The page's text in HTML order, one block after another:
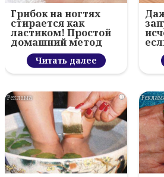
Грибок на ногтях
стирается как
ластиком! Простой
домашний метод
Читать далее
i